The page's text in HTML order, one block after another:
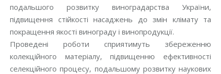
подальшого розвитку виноградарства України,
підвищення стійкості насаджень до змін клімату та
покращення якості винограду і винопродукції.
Проведені роботи сприятимуть збереженню
колекційного матеріалу, підвищенню ефективності
селекційного процесу, подальшому розвитку наукових